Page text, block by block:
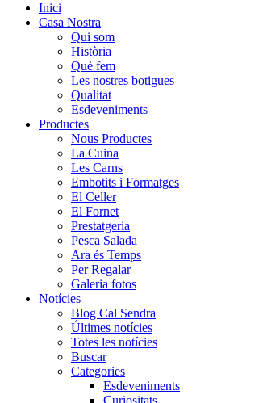
Inici
Casa Nostra
Qui som
Història
Què fem
Les nostres botigues
Qualitat
Esdeveniments
Productes
Nous Productes
La Cuina
Les Carns
Embotits i Formatges
El Celler
El Fornet
Prestatgeria
Pesca Salada
Ara és Temps
Per Regalar
Galeria fotos
Notícies
Blog Cal Sendra
Últimes notícies
Totes les notícies
Buscar
Categories
Esdeveniments